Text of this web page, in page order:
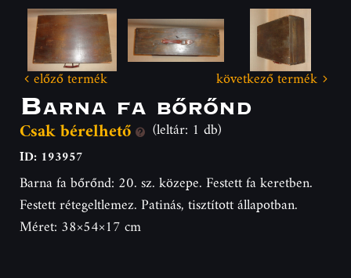
előző termék következő termék
Barna fa bőrőnd
Csak bérelhető (leltár: 1 db)
ID: 193957
Barna fa bőrőnd: 20. sz. közepe. Festett fa keretben.
Festett rétegeltlemez. Patinás, tisztított állapotban.
Méret: 38×54×17 cm